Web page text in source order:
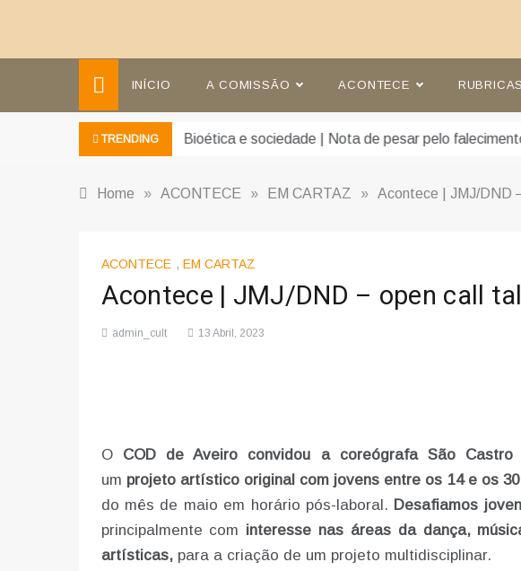
INÍCIO A COMISSÃO ACONTECE
TRENDING Bioética e sociedade | Nota de pesar pelo
Home » ACONTECE » EM CARTAZ » Acontece | JMJ/DND
ACONTECE , EM CARTAZ
Acontece | JMJ/DND – open call
admin_cult 13 Abril, 2023
OCOD de Aveiro convidou a coreógrafa São Castro
um projeto artístico original com jovens entre os 14 e os
do mês de maio em horário pós-laboral. Desafiamos
principalmente com interesse nas áreas da dança,
artísticas,para a criação de um projeto multidisciplinar.